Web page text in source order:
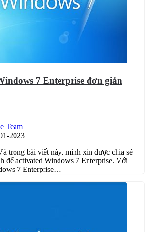
7 Enterprise đơn giản
Team
2023
trong bài viết này, mình xin được chia sẻ
để activated Windows 7 Enterprise. Với
7 Enterprise…